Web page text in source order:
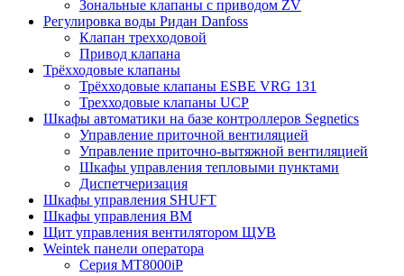
Зональные клапаны с приводом ZV
Регулировка воды Ридан Danfoss
Клапан трехходовой
Привод клапана
Трёхходовые клапаны
Трёхходовые клапаны ESBE VRG 131
Трехходовые клапаны UCP
Шкафы автоматики на базе контроллеров Segnetics
Управление приточной вентиляцией
Управление приточно-вытяжной вентиляцией
Шкафы управления тепловыми пунктами
Диспетчеризация
Шкафы управления SHUFT
Шкафы управления BM
Щит управления вентилятором ЩУВ
Weintek панели оператора
Серия MT8000iP